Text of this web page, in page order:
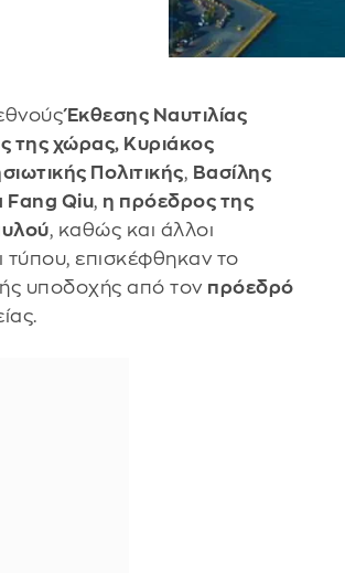
Έκθεσης Ναυτιλίας
της χώρας, Κυριάκος
Πολιτικής, Βασίλης
Fang Qiu, η πρόεδρος της
, καθώς και άλλοι
τύπου, επισκέφθηκαν το
υποδοχής από τον πρόεδρό